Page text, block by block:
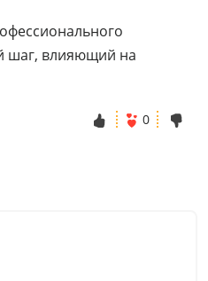
шаг, влияющий на
0